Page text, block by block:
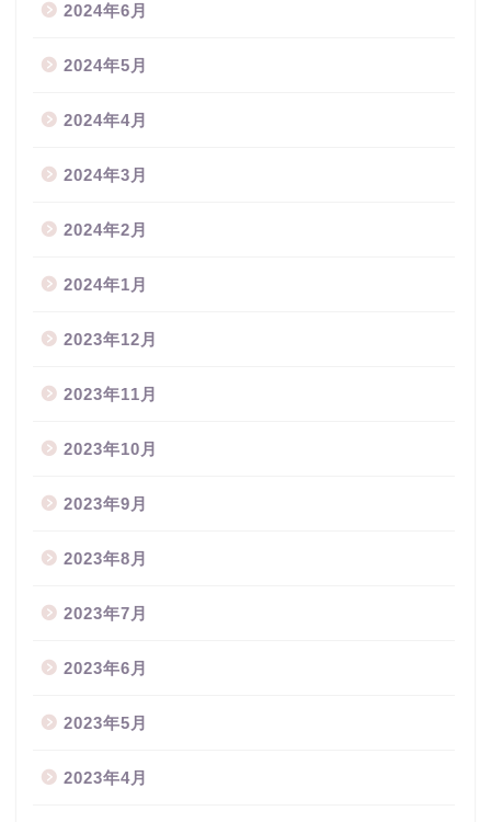
2024年6月
2024年5月
2024年4月
2024年3月
2024年2月
2024年1月
2023年12月
2023年11月
2023年10月
2023年9月
2023年8月
2023年7月
2023年6月
2023年5月
2023年4月